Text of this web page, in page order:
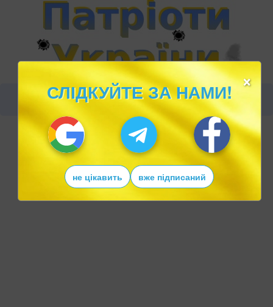
×
СЛІДКУЙТЕ ЗА НАМИ!
не цікавить вже підписаний